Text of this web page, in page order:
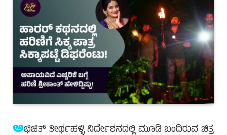
ಅಭಿಜಿತ್ ತೀರ್ಥಹಳ್ಳಿ ನಿರ್ದೇಶನದಲ್ಲಿ ಮೂಡಿ ಬಂದಿರುವ ಚಿತ್ರ